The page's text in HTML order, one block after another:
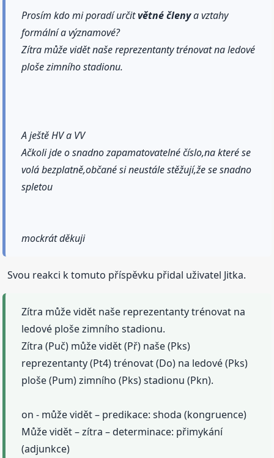
Prosím kdo mi poradí určitvětné členya vztahy
formální a významové?
Zítra může vidět naše reprezentanty trénovat na ledové
ploše zimního stadionu.
A ještě HV a VV
Ačkoli jde o snadno zapamatovatelné číslo,na které se
volá bezplatně,občané si neustále stěžují,že se snadno
spletou
mockrát děkuji
Svou reakci k tomuto příspěvku přidal uživatel Jitka.
Zítra může vidět naše reprezentanty trénovat na
ledové ploše zimního stadionu.
Zítra (Puč) může vidět (Př) naše (Pks)
reprezentanty (Pt4) trénovat (Do) na ledové (Pks)
ploše (Pum) zimního (Pks) stadionu (Pkn).
on - může vidět – predikace: shoda (kongruence)
Může vidět – zítra – determinace: přimykání
(adjunkce)